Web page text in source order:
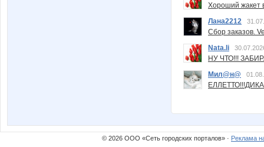
Хороший жакет
Лана2212
Сбор заказов.
Nata.li
НУ ЧТО!!!
Мил@н@
© 2026 ООО «Сеть городских порталов» · Реклама